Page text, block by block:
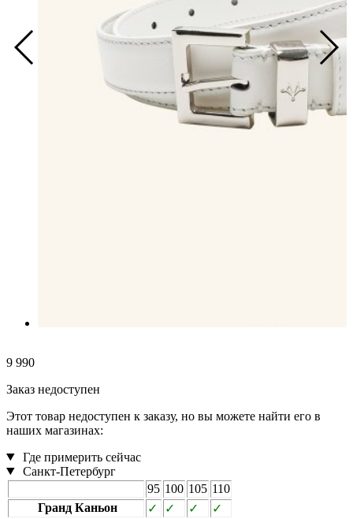
9 990
Заказ недоступен
Этот товар недоступен к заказу, но вы можете найти его в
наших магазинах:
Где примерить сейчас
Санкт-Петербург
95 100 105 110
Гранд Каньон
✓ ✓ ✓
✓